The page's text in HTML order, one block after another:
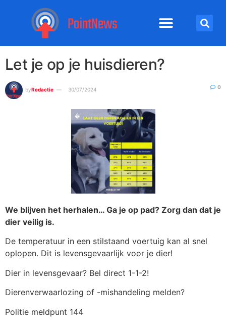
Let je op je huisdieren?
byRedactie 30/07/2024 0
We blijven het herhalen… Ga je op pad? Zorg dan dat je
dier veilig is.
De temperatuur in een stilstaand voertuig kan al snel
oplopen. Dit is levensgevaarlijk voor je dier!
Dier in levensgevaar? Bel direct 1-1-2!
Dierenverwaarlozing of -mishandeling melden?
Politie meldpunt 144